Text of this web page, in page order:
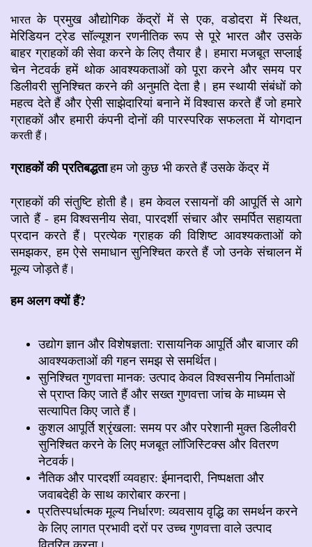
भारतके प्रमुख औद्योगिक केंद्रों में से एक, वडोदरा में स्थित,
मेरिडियन ट्रेड सॉल्यूशन रणनीतिक रूप से पूरे भारत और उसके
बाहर ग्राहकों की सेवा करने के लिए तैयार है। हमारा मजबूत सप्लाई
चेन नेटवर्क हमें थोक आवश्यकताओं को पूरा करने और समय पर
डिलीवरी सुनिश्चित करने की अनुमति देता है। हम स्थायी संबंधों को
महत्व देते हैं और ऐसी साझेदारियां बनाने में विश्वास करते हैं जो हमारे
ग्राहकों और हमारी कंपनी दोनों की पारस्परिक सफलता में योगदान
करती हैं।
ग्राहकों की प्रतिबद्धताहम जो कुछ भी करते हैं उसके केंद्र में
ग्राहकों की संतुष्टि होती है। हम केवल रसायनों की आपूर्ति से आगे
जाते हैं - हम विश्वसनीय सेवा, पारदर्शी संचार और समर्पित सहायता
प्रदान करते हैं। प्रत्येक ग्राहक की विशिष्ट आवश्यकताओं को
समझकर, हम ऐसे समाधान सुनिश्चित करते हैं जो उनके संचालन में
मूल्य जोड़तेहैं।
हम अलग क्यों हैं?
उद्योग ज्ञान और विशेषज्ञता: रासायनिक आपूर्ति और बाजार की
आवश्यकताओं की गहन समझ से समर्थित।
सुनिश्चित गुणवत्ता मानक: उत्पाद केवल विश्वसनीय निर्माताओं
से प्राप्त किए जाते हैं और सख्त गुणवत्ता जांच के माध्यम से
सत्यापित किए जाते हैं।
कुशल आपूर्ति श्रृंखला: समय पर और परेशानी मुक्त डिलीवरी
सुनिश्चित करने के लिए मजबूत लॉजिस्टिक्स और वितरण
नेटवर्क।
नैतिक और पारदर्शी व्यवहार: ईमानदारी, निष्पक्षता और
जवाबदेही के साथ कारोबार करना।
प्रतिस्पर्धात्मक मूल्य निर्धारण: व्यवसाय वृद्धि का समर्थन करने
के लिए लागत प्रभावी दरों पर उच्च गुणवत्ता वाले उत्पाद